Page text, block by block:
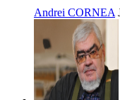
Andrei CORNEA